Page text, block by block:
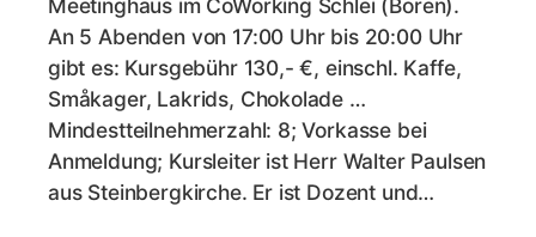
Meetinghaus im CoWorking Schlei (Boren).
An 5 Abenden von 17:00 Uhr bis 20:00 Uhr
gibt es: Kursgebühr 130,- €, einschl. Kaffe,
Småkager, Lakrids, Chokolade …
Mindestteilnehmerzahl: 8; Vorkasse bei
Anmeldung; Kursleiter ist Herr Walter Paulsen
aus Steinbergkirche. Er ist Dozent und…